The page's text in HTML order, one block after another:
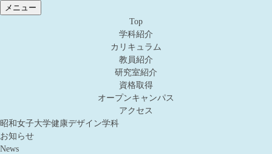
メニュー
Top
学科紹介
カリキュラム
教員紹介
研究室紹介
資格取得
オープンキャンパス
アクセス
昭和女子大学健康デザイン学科
お知らせ
News